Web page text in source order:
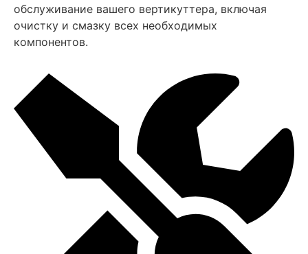
обслуживание вашего вертикуттера, включая
очистку и смазку всех необходимых
компонентов.